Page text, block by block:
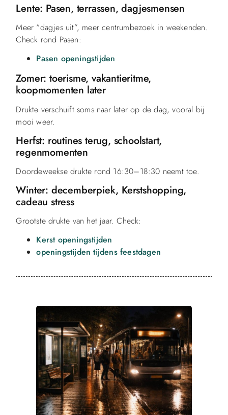
Lente: Pasen, terrassen, dagjesmensen
Meer “dagjes uit”, meer centrumbezoek in weekenden.
Check rond Pasen:
Pasen openingstijden
Zomer: toerisme, vakantieritme,
koopmomenten later
Drukte verschuift soms naar later op de dag, vooral bij
mooi weer.
Herfst: routines terug, schoolstart,
regenmomenten
Doordeweekse drukte rond 16:30–18:30 neemt toe.
Winter: decemberpiek, Kerstshopping,
cadeau stress
Grootste drukte van het jaar. Check:
Kerst openingstijden
openingstijden tijdens feestdagen